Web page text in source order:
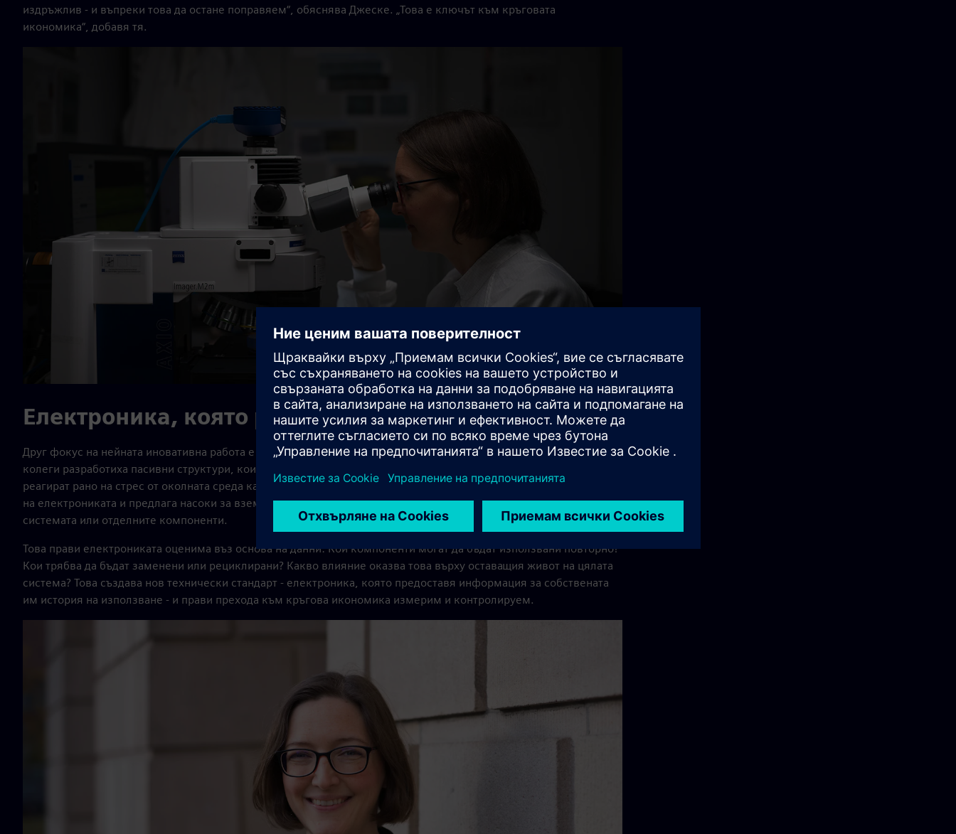
издръжлив - и въпреки това да остане поправяем“, обяснява Джеске. „Това е ключът към кръговата
икономика“, добавя тя.
Електроника, която разказва своята история
Друг фокус на нейната иновативна работа е оценката на жизнения цикъл на електрониката. Джеске и нейните
колеги разработиха пасивни структури, които могат да бъдат интегрирани в материали или компоненти и да
реагират рано на стрес от околната среда като температура или влажност. Това дава индикация за състоянието
на електрониката и предлага насоки за вземане на решения за оценка на оставащия експлоатационен живот на
системата или отделните компоненти.
Това прави електрониката оценима въз основа на данни: Кои компоненти могат да бъдат използвани повторно?
Кои трябва да бъдат заменени или рециклирани? Какво влияние оказва това върху оставащия живот на цялата
система? Това създава нов технически стандарт - електроника, която предоставя информация за собствената
им история на използване - и прави прехода към кръгова икономика измерим и контролируем.